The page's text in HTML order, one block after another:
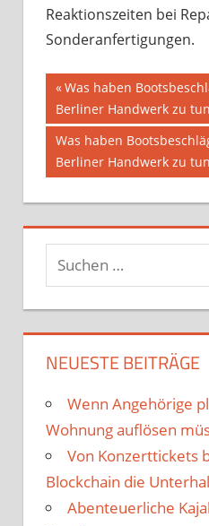
Reaktionszeiten bei
Sonderanfertigungen.
Vorheriger
Beitrag:
Was haben
Berliner Handwerk zu
Nächster
Beitrag:
Was haben
Berliner Handwerk zu
NEUESTE BEITRÄGE
Wenn Angehörige
Wohnung auflösen
Von Konzerttickets
Blockchain die
Abenteuerliche